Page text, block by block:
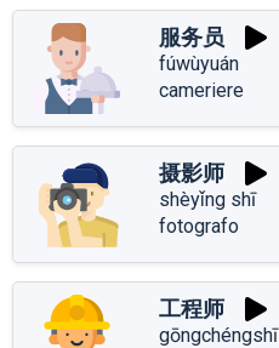
服务员
fúwùyuán
cameriere
摄影师
shèyǐng shī
fotografo
工程师
gōngchéngshī